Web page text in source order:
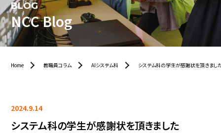
BLOG
NCC Blog
Home 教職員コラム AIシステム科 システム科の学生が感謝状を頂きまし
2024.9.14
システム科の学生が感謝状を頂きました